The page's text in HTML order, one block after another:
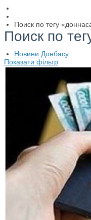
Поиск по тегу
Поиск по
Новини Донбасу
Показати фільтр